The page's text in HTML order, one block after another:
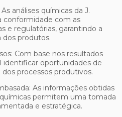
conformidade com as
e regulatórias, garantindo a
dos produtos.
identificar oportunidades de
processos produtivos.
permitem uma tomada
e estratégica.